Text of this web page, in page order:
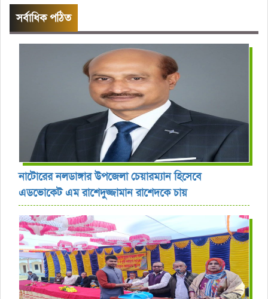
সর্বাধিক পঠিত
নাটোরের নলডাঙ্গার উপজেলা চেয়ারম্যান হিসেবে
এডভোকেট এম রাশেদুজ্জামান রাশেদকে চায়